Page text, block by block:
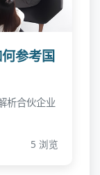
参考国
析合伙企业
5 浏览